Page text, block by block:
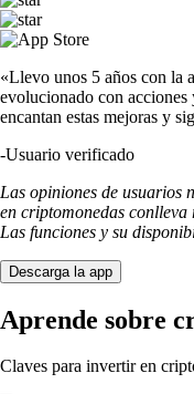
«Llevo unos 5 años con la
evolucionado con
encantan estas mejoras y
-Usuario verificado
Las opiniones de usuarios
en criptomonedas conlleva
Las funciones y su
Descarga la app
Aprende sobre
Claves para invertir en